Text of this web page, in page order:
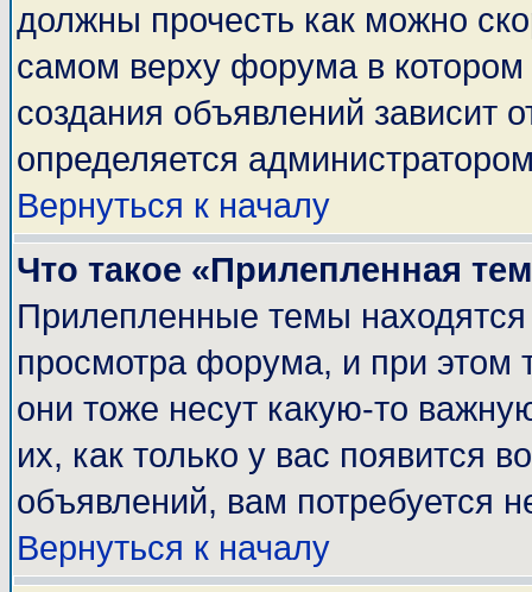
должны прочесть как можно
самом верху форума в
создания объявлений зависит
определяется
Вернуться к началу
Что такое «Прилепленная
Прилепленные темы
просмотра форума, и при этом
они тоже несут какую-то
их, как только у вас появится
объявлений, вам потребуется
Вернуться к началу